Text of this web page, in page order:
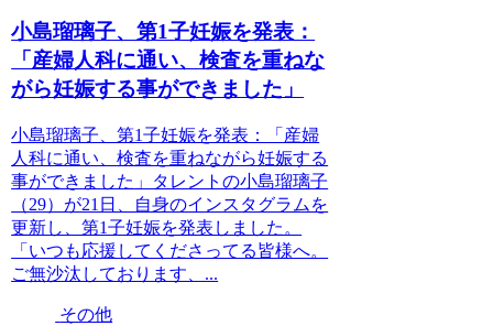
小島瑠璃子、第1子妊娠を発表：
「産婦人科に通い、検査を重ねな
がら妊娠する事ができました」
小島瑠璃子、第1子妊娠を発表：「産婦
人科に通い、検査を重ねながら妊娠する
事ができました」タレントの小島瑠璃子
（29）が21日、自身のインスタグラムを
更新し、第1子妊娠を発表しました。
「いつも応援してくださってる皆様へ。
ご無沙汰しております、...
その他